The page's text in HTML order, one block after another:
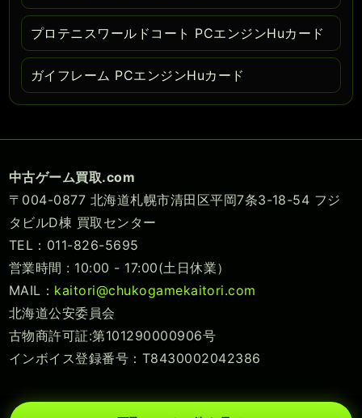
プロテニスワールドコート PCエンジンHuカード
ガイフレーム PCエンジンHuカード
中古ゲーム買取.com
〒004-0877 北海道札幌市清田区平岡7条3-18-54 フジ
タビルD棟 買取センター
TEL：011-826-5695
営業時間 : 10:00 - 17:00(土日休業）
MAIL： kaitori@chukogamekaitori.com
北海道公安委員会
古物商許可証:第101290000906号
インボイス登録番号：T8430002042386